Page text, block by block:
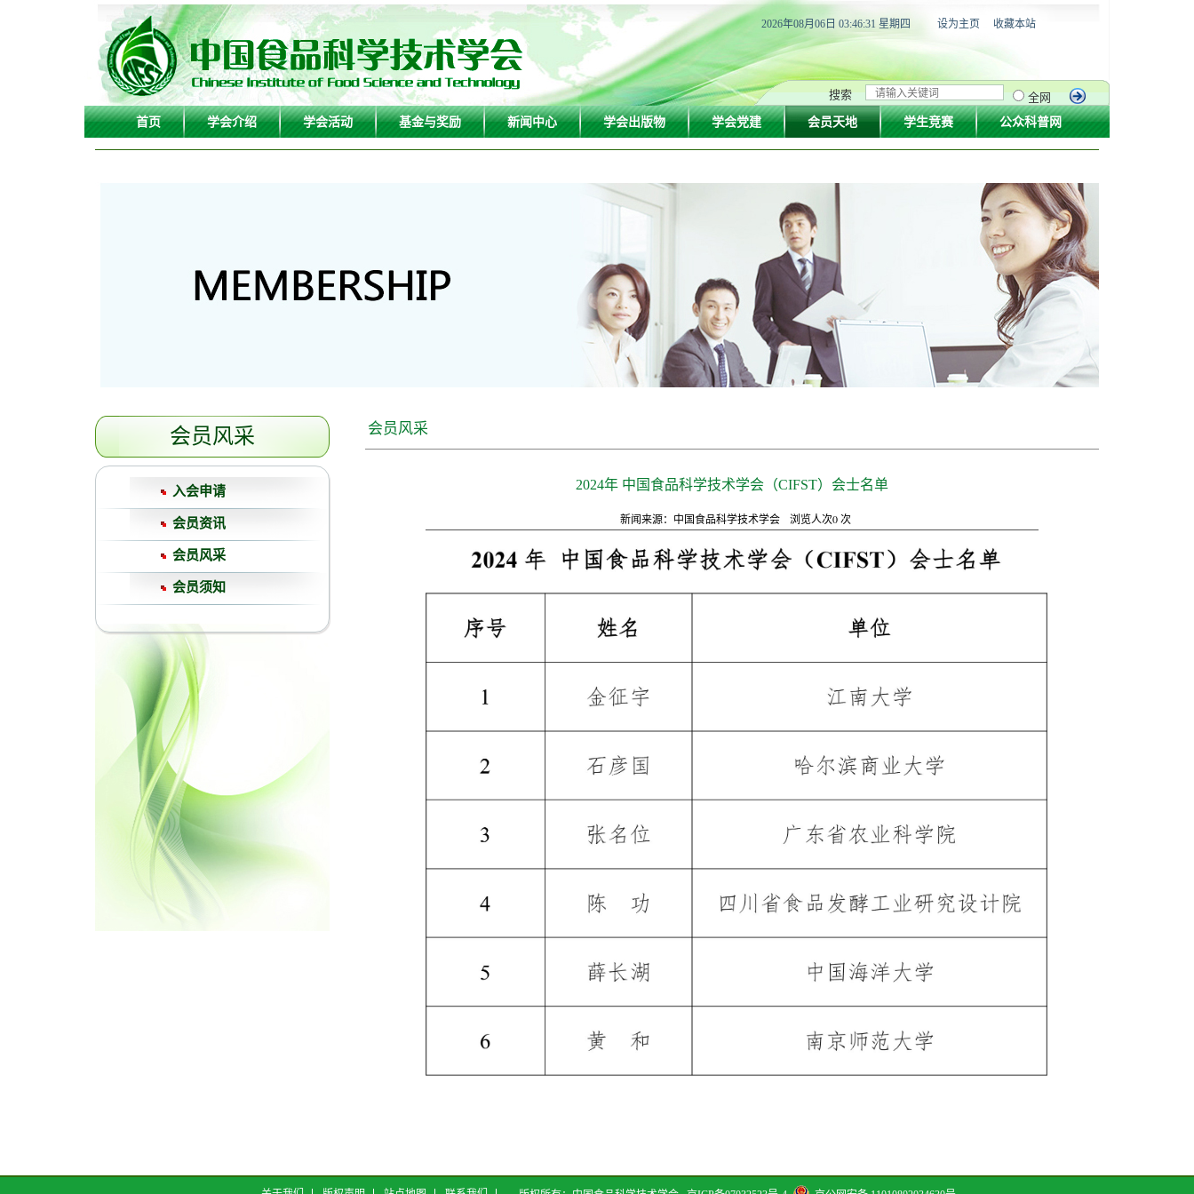
2026年08月06日 03:46:32 星期四 设为主页 收藏本站
搜索
全网
首页
学会介绍 学会活动 基金与奖励 新闻中心 学会出版物 学会党建 会员天地 学生竞赛 公众科普网
会员风采
入会申请
会员资讯
会员风采
会员须知
会员风采
2024年 中国食品科学技术学会（CIFST）会士名单
新闻来源：中国食品科学技术学会 浏览人次0次